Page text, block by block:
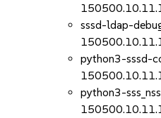
sssd-ldap-
python3-sssd-
python3-